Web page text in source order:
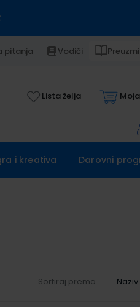
pitanja Vodiči
Lista želja
i kreativa Darovni
Sortiraj prema